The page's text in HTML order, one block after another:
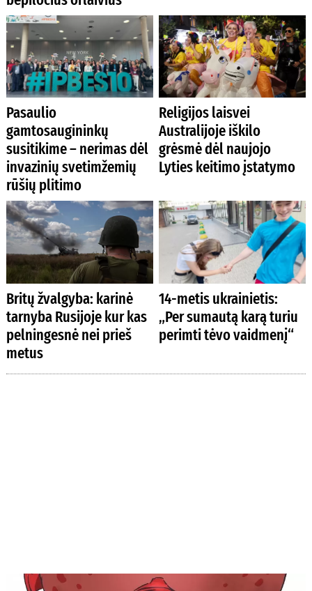
Pasaulio
gamtosaugininkų
susitikime – nerimas dėl
invazinių svetimžemių
rūšių plitimo
Religijos laisvei
Australijoje iškilo
grėsmė dėl naujojo
Lyties keitimo įstatymo
Britų žvalgyba: karinė
tarnyba Rusijoje kur kas
pelningesnė nei prieš
metus
14-metis ukrainietis:
„Per sumautą karą turiu
perimti tėvo vaidmenį“